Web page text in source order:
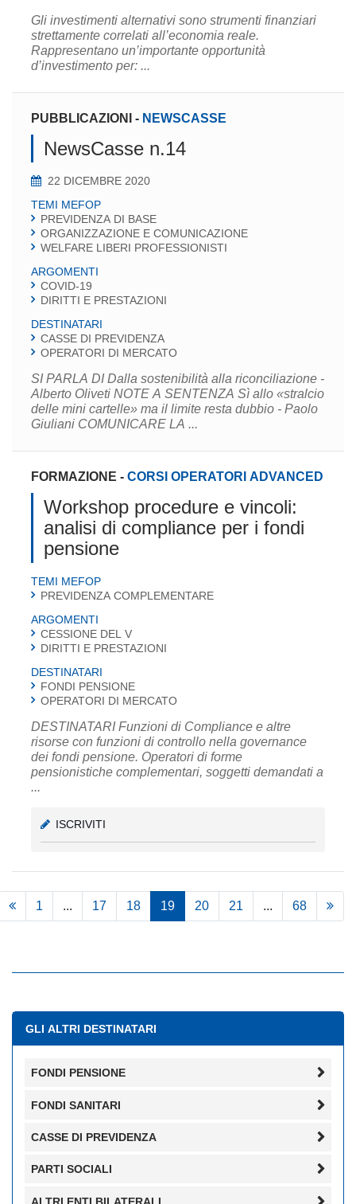
Gli investimenti alternativi sono strumenti finanziari
strettamente correlati all’economia reale.
Rappresentano un’importante opportunità
d’investimento per: ...
PUBBLICAZIONI - NEWSCASSE
NewsCasse n.14
22 DICEMBRE 2020
TEMI MEFOP
PREVIDENZA DI BASE
ORGANIZZAZIONE E COMUNICAZIONE
WELFARE LIBERI PROFESSIONISTI
ARGOMENTI
COVID-19
DIRITTI E PRESTAZIONI
DESTINATARI
CASSE DI PREVIDENZA
OPERATORI DI MERCATO
SI PARLA DI Dalla sostenibilità alla riconciliazione -
Alberto Oliveti NOTE A SENTENZA Sì allo «stralcio
delle mini cartelle» ma il limite resta dubbio - Paolo
Giuliani COMUNICARE LA ...
FORMAZIONE - CORSI OPERATORI ADVANCED
Workshop procedure e vincoli:
analisi di compliance per i fondi
pensione
TEMI MEFOP
PREVIDENZA COMPLEMENTARE
ARGOMENTI
CESSIONE DEL V
DIRITTI E PRESTAZIONI
DESTINATARI
FONDI PENSIONE
OPERATORI DI MERCATO
DESTINATARI Funzioni di Compliance e altre
risorse con funzioni di controllo nella governance
dei fondi pensione. Operatori di forme
pensionistiche complementari, soggetti demandati a
...
ISCRIVITI
1 ... 17 18 19 20 21 ... 68
GLI ALTRI DESTINATARI
FONDI PENSIONE
FONDI SANITARI
CASSE DI PREVIDENZA
PARTI SOCIALI
ALTRI ENTI BILATERALI